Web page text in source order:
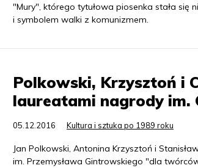
"Mury", którego tytułowa piosenka stała się
i symbolem walki z komunizmem.
Polkowski, Krzysztoń i
laureatami nagrody im.
05.12.2016 Kultura i sztuka po 1989 roku
Jan Polkowski, Antonina Krzysztoń i
im. Przemysława Gintrowskiego "dla